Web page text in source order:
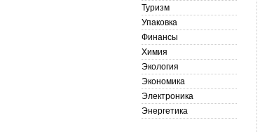
Туризм
Упаковка
Финансы
Химия
Экология
Экономика
Электроника
Энергетика